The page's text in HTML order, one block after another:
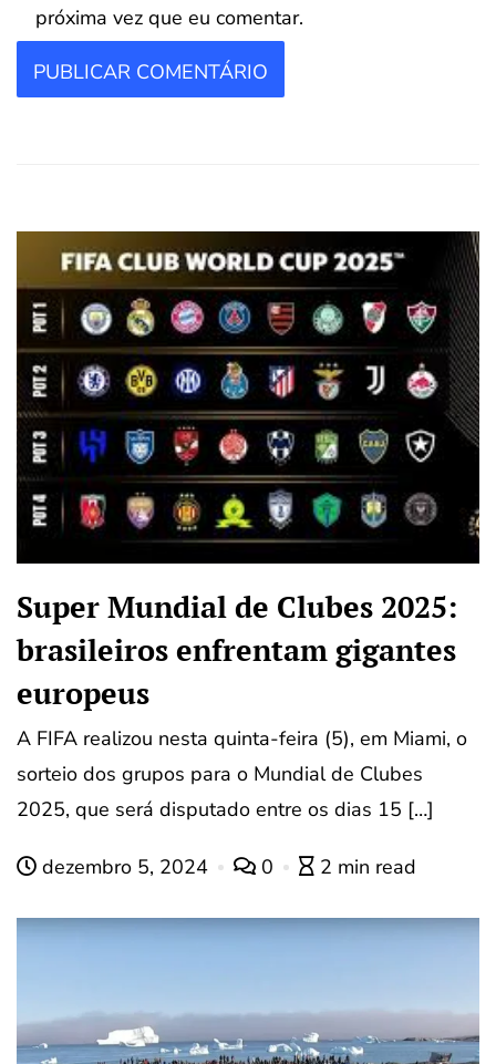
próxima vez que eu comentar.
Super Mundial de Clubes 2025:
brasileiros enfrentam gigantes
europeus
A FIFA realizou nesta quinta-feira (5), em Miami, o
sorteio dos grupos para o Mundial de Clubes
2025, que será disputado entre os dias 15 […]
dezembro 5, 2024 0 2 min read